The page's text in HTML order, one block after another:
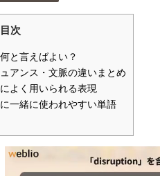
目次
と言えばよい？
アンス・文脈の違いまとめ
よく用いられる表現
一緒に使われやすい単語